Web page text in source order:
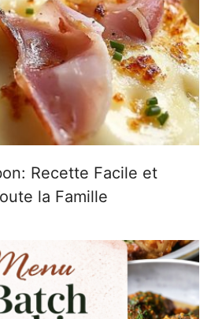
Recette Facile et
la Famille